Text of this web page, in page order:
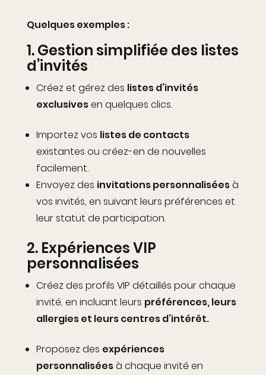
Quelques exemples :
1.Gestion simplifiée des listes
d’invités
Créez et gérez des listes d’invités
exclusivesen quelques clics.
Importez vos listes de contacts
existantes ou créez-en de nouvelles
facilement.
Envoyez des invitations personnaliséesà
vos invités, en suivant leurs préférences et
leur statut de participation.
2. Expériences VIP
personnalisées
Créez des profils VIP détaillés pour chaque
invité, en incluant leurs préférences, leurs
allergies et leurs centres d’intérêt.
Proposez des expériences
personnaliséesà chaque invité en